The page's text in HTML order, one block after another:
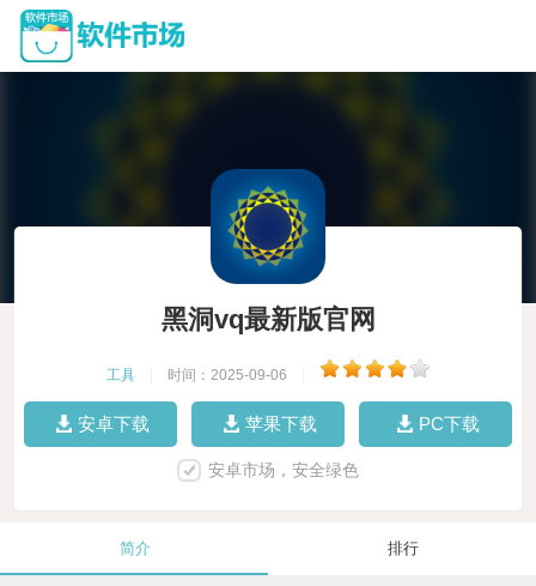
黑洞vq最新版官网
工具 时间：2025-09-06
安卓下载 苹果下载 PC下载
安卓市场，安全绿色
简介 排行